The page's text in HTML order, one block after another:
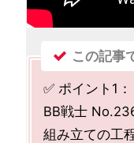
この記事
✅ ポイント1：
BB戦士
組み立ての工